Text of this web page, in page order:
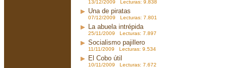
13/12/2009 Lecturas: 9.838
Una de piratas
07/12/2009 Lecturas: 7.801
La abuela intrépida
25/11/2009 Lecturas: 7.897
Socialismo pajillero
11/11/2009 Lecturas: 9.534
El Cobo útil
10/11/2009 Lecturas: 7.672